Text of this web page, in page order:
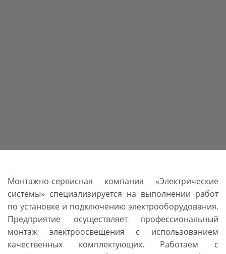
Монтажно-сервисная компания «Электрические
системы» специализируется на выполнении работ
по установке и подключению электрооборудования.
Предприятие осуществляет профессиональный
монтаж электроосвещения с использованием
качественных комплектующих. Работаем с